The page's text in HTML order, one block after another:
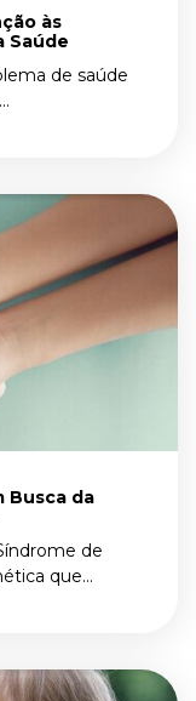
às
Saúde
de saúde
Busca da
de
que...